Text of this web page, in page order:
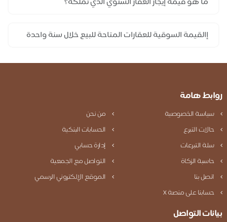
روابط هامة
سياسة الخصوصية
من نحن
حالات التبرع
الحسابات البنكية
سلة التبرعات
إدارة حسابي
حاسبة الزكاة
التواصل مع الجمعية
اتصل بنا
الموقع الإلكتروني الرسمي
حسابنا على منصة X
بيانات التواصل